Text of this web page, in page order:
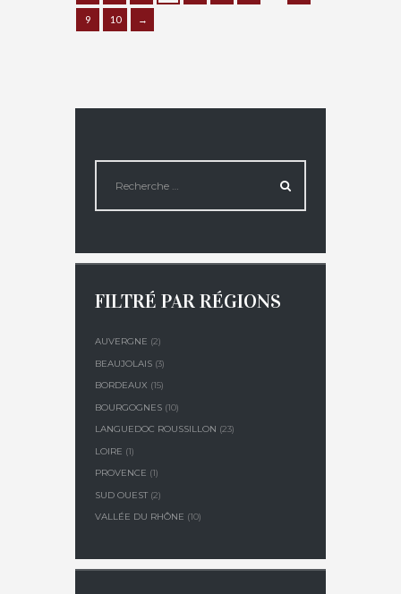
9 10 →
FILTRÉ PAR RÉGIONS
AUVERGNE (2)
BEAUJOLAIS (3)
BORDEAUX (15)
BOURGOGNES (10)
LANGUEDOC ROUSSILLON (23)
LOIRE (1)
PROVENCE (1)
SUD OUEST (2)
VALLÉE DU RHÔNE (10)